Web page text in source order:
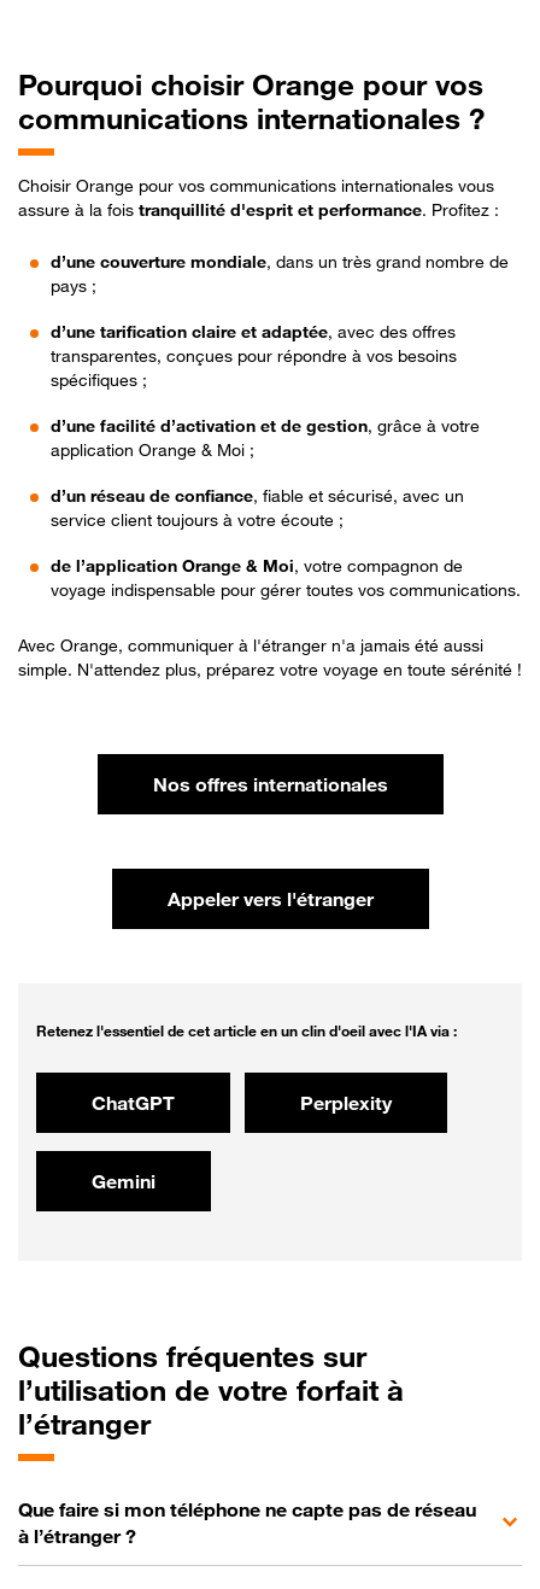
Pourquoi choisir Orange pour vos
communications internationales ?
Choisir Orange pour vos communications internationales vous
assure à la fois tranquillité d'esprit et performance. Profitez :
d’une couverture mondiale, dans un très grand nombre de
pays ;
d’une tarification claire et adaptée, avec des offres
transparentes, conçues pour répondre à vos besoins
spécifiques ;
d’une facilité d’activation et de gestion, grâce à votre
application Orange & Moi ;
d’un réseau de confiance, fiable et sécurisé, avec un
service client toujours à votre écoute ;
de l’application Orange & Moi, votre compagnon de
voyage indispensable pour gérer toutes vos communications.
Avec Orange, communiquer à l'étranger n'a jamais été aussi
simple. N'attendez plus, préparez votre voyage en toute sérénité !
Nos offres internationales
Appeler vers l'étranger
Retenez l'essentiel de cet article en un clin d'oeil avec l'IA via :
ChatGPT Perplexity
Gemini
Questions fréquentes sur
l’utilisation de votre forfait à
l’étranger
Que faire si mon téléphone ne capte pas de réseau
à l’étranger ?